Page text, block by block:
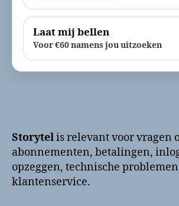
Laat mij bellen
Voor €60 namens jou uitzoeken
Storytelis relevant voor vragen
abonnementen, betalingen,
opzeggen, technische
klantenservice.